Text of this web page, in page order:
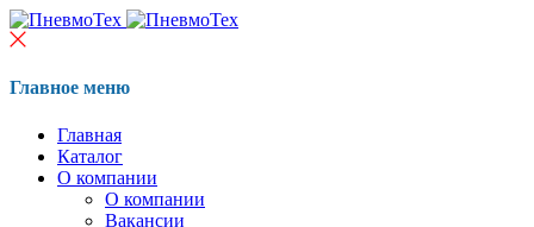
Главное меню
Главная
Каталог
О компании
О компании
Вакансии